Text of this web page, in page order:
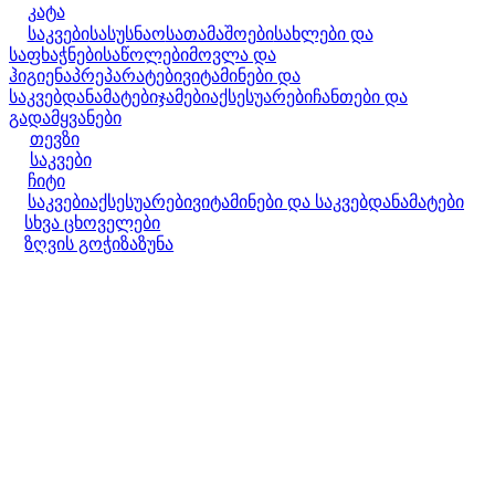
კატა
საკვებისასუსნაოსათამაშოებისახლები და
საფხაჭნებისაწოლებიმოვლა და
ჰიგიენაპრეპარატებივიტამინები და
საკვებდანამატებიჯამებიაქსესუარებიჩანთები და
გადამყვანები
თევზი
საკვები
ჩიტი
საკვებიაქსესუარებივიტამინები და საკვებდანამატები
სხვა ცხოველები
ზღვის გოჭიზაზუნა